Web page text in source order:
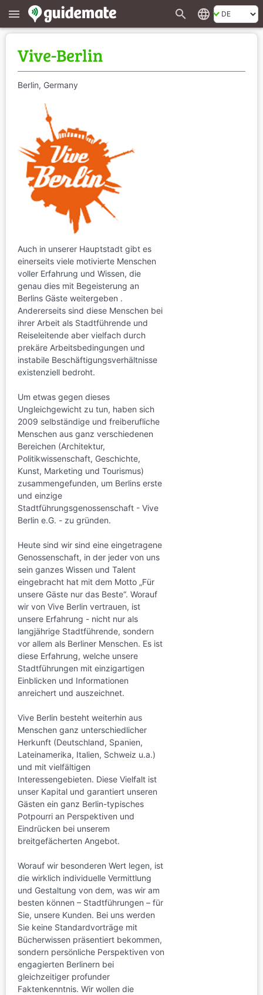
menu search language
Vive-Berlin
Berlin, Germany
Auch in unserer Hauptstadt gibt es
einerseits viele motivierte Menschen
voller Erfahrung und Wissen, die
genau dies mit Begeisterung an
Berlins Gäste weitergeben .
Andererseits sind diese Menschen bei
ihrer Arbeit als Stadtführende und
Reiseleitende aber vielfach durch
prekäre Arbeitsbedingungen und
instabile Beschäftigungsverhältnisse
existenziell bedroht.
Um etwas gegen dieses
Ungleichgewicht zu tun, haben sich
2009 selbständige und freiberufliche
Menschen aus ganz verschiedenen
Bereichen (Architektur,
Politikwissenschaft, Geschichte,
Kunst, Marketing und Tourismus)
zusammengefunden, um Berlins erste
und einzige
Stadtführungsgenossenschaft - Vive
Berlin e.G. - zu gründen.
Heute sind wir sind eine eingetragene
Genossenschaft, in der jeder von uns
sein ganzes Wissen und Talent
eingebracht hat mit dem Motto „Für
unsere Gäste nur das Beste“. Worauf
wir von Vive Berlin vertrauen, ist
unsere Erfahrung - nicht nur als
langjährige Stadtführende, sondern
vor allem als Berliner Menschen. Es ist
diese Erfahrung, welche unsere
Stadtführungen mit einzigartigen
Einblicken und Informationen
anreichert und auszeichnet.
Vive Berlin besteht weiterhin aus
Menschen ganz unterschiedlicher
Herkunft (Deutschland, Spanien,
Lateinamerika, Italien, Schweiz u.a.)
und mit vielfältigen
Interessengebieten. Diese Vielfalt ist
unser Kapital und garantiert unseren
Gästen ein ganz Berlin-typisches
Potpourri an Perspektiven und
Eindrücken bei unserem
breitgefächerten Angebot.
Worauf wir besonderen Wert legen, ist
die wirklich individuelle Vermittlung
und Gestaltung von dem, was wir am
besten können – Stadtführungen – für
Sie, unsere Kunden. Bei uns werden
Sie keine Standardvorträge mit
Bücherwissen präsentiert bekommen,
sondern persönliche Perspektiven von
engagierten Berlinern bei
gleichzeitiger profunder
Faktenkenntnis. Wir wollen die